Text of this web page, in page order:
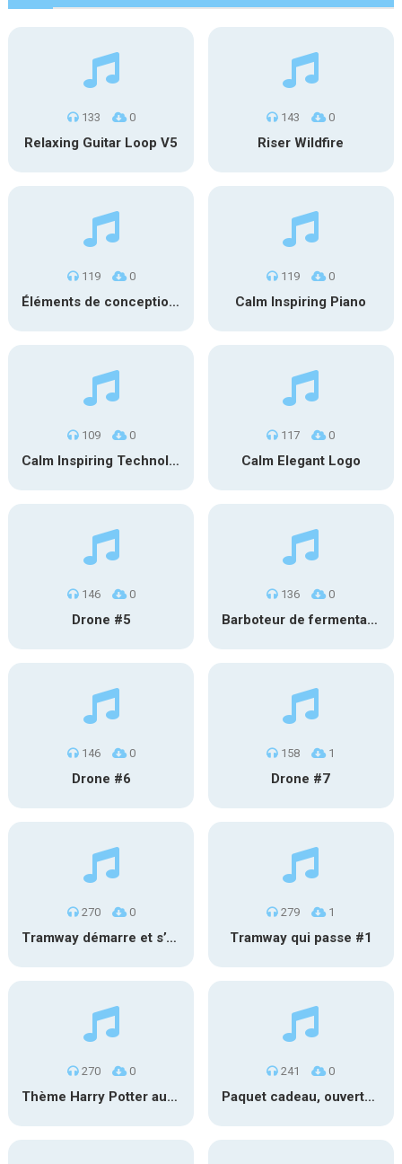
133 0
Relaxing Guitar Loop V5
143 0
Riser Wildfire
119 0
Éléments de conception sonore SFX PS 022
119 0
Calm Inspiring Piano
109 0
Calm Inspiring Technology Logo
117 0
Calm Elegant Logo
146 0
Drone #5
136 0
Barboteur de fermentation #2
146 0
Drone #6
158 1
Drone #7
270 0
Tramway démarre et s’éloigne #2
279 1
Tramway qui passe #1
270 0
Thème Harry Potter au carillon
241 0
Paquet cadeau, ouverture #1